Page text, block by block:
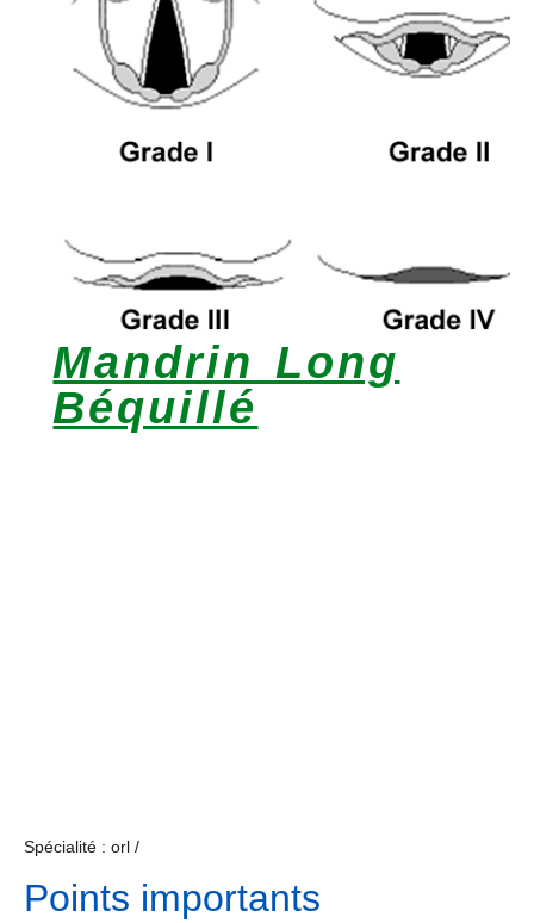
Mandrin Long
Béquillé
Spécialité : orl /
Points importants